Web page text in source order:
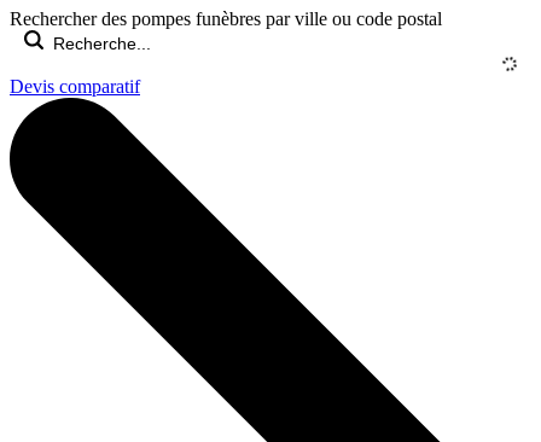
Rechercher des pompes funèbres par ville ou code postal
Devis comparatif